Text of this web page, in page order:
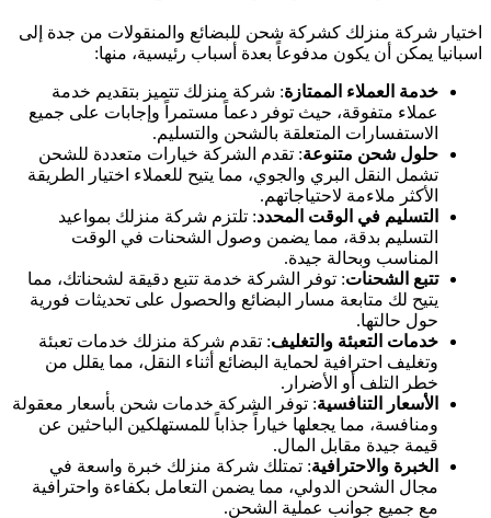
اختيار شركة منزلك كشركة شحن للبضائع والمنقولات من جدة إلى
اسبانيا يمكن أن يكون مدفوعاً بعدة أسباب رئيسية، منها:
خدمة العملاء الممتازة: شركة منزلك تتميز بتقديم خدمة
عملاء متفوقة، حيث توفر دعماً مستمراً وإجابات على جميع
الاستفسارات المتعلقة بالشحن والتسليم.
حلول شحن متنوعة: تقدم الشركة خيارات متعددة للشحن
تشمل النقل البري والجوي، مما يتيح للعملاء اختيار الطريقة
الأكثر ملاءمة لاحتياجاتهم.
التسليم في الوقت المحدد: تلتزم شركة منزلك بمواعيد
التسليم بدقة، مما يضمن وصول الشحنات في الوقت
المناسب وبحالة جيدة.
تتبع الشحنات: توفر الشركة خدمة تتبع دقيقة لشحناتك، مما
يتيح لك متابعة مسار البضائع والحصول على تحديثات فورية
حول حالتها.
خدمات التعبئة والتغليف: تقدم شركة منزلك خدمات تعبئة
وتغليف احترافية لحماية البضائع أثناء النقل، مما يقلل من
خطر التلف أو الأضرار.
الأسعار التنافسية: توفر الشركة خدمات شحن بأسعار معقولة
ومنافسة، مما يجعلها خياراً جذاباً للمستهلكين الباحثين عن
قيمة جيدة مقابل المال.
الخبرة والاحترافية: تمتلك شركة منزلك خبرة واسعة في
مجال الشحن الدولي، مما يضمن التعامل بكفاءة واحترافية
مع جميع جوانب عملية الشحن.